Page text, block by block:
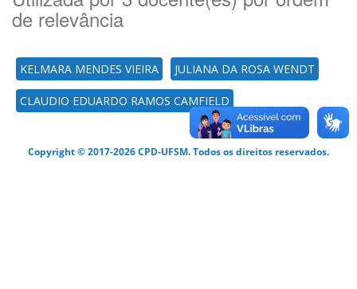
de relevância
KELMARA MENDES VIEIRA JULIANA DA ROSA WENDT
CLAUDIO EDUARDO RAMOS CAMFIELD
Copyright © 2017-2026 CPD-UFSM. Todos os direitos reservados.